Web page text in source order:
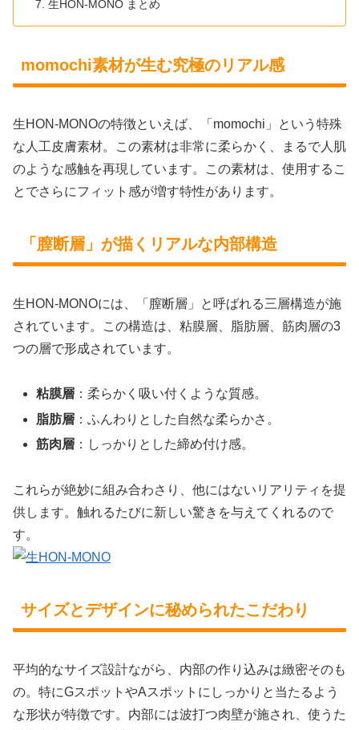
生HON-MONO まとめ
momochi素材が生む究極のリアル感
生HON-MONOの特徴といえば、「momochi」という特殊
な人工皮膚素材。この素材は非常に柔らかく、まるで人肌
のような感触を再現しています。この素材は、使用するこ
とでさらにフィット感が増す特性があります。
「膣断層」が描くリアルな内部構造
生HON-MONOには、「膣断層」と呼ばれる三層構造が施
されています。この構造は、粘膜層、脂肪層、筋肉層の3
つの層で形成されています。
粘膜層 ：柔らかく吸い付くような質感。
脂肪層 ：ふんわりとした自然な柔らかさ。
筋肉層 ：しっかりとした締め付け感。
これらが絶妙に組み合わさり、他にはないリアリティを提
供します。触れるたびに新しい驚きを与えてくれるので
す。
サイズとデザインに秘められたこだわり
平均的なサイズ設計ながら、内部の作り込みは緻密そのも
の。特にGスポットやAスポットにしっかりと当たるよう
な形状が特徴です。内部には波打つ肉壁が施され、使うた